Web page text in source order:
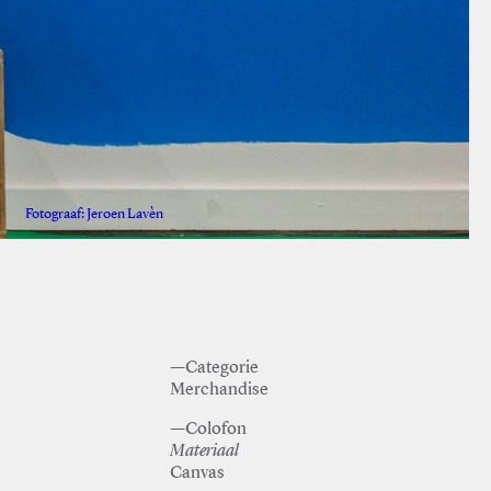
Fotograaf: Jeroen Lavèn
Fotograaf: Jeroen Lavèn
—Categorie
Merchandise
—Colofon
Materiaal
Canvas